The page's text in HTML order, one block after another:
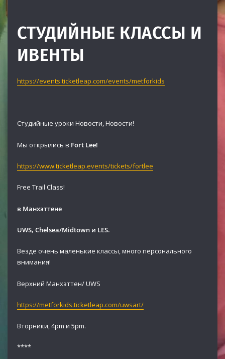
СТУДИЙНЫЕ КЛАССЫ И
ИВЕНТЫ
https://events.ticketleap.com/events/metforkids
Студийные уроки Новости, Новости!
Мы открылись в Fort Lee!
https://www.ticketleap.events/tickets/fortlee
Free Trail Class!
в Манхэттене
UWS, Chelsea/Midtown и LES.
Везде очень маленькие классы, много персонального
внимания!
Верхний Манхэттен/ UWS
https://metforkids.ticketleap.com/uwsart/
Вторники, 4pm и 5pm.
****